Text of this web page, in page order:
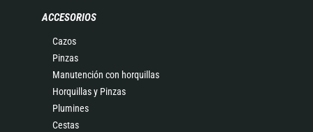
ACCESORIOS
Cazos
Pinzas
Manutención con horquillas
Horquillas y Pinzas
Plumines
Cestas